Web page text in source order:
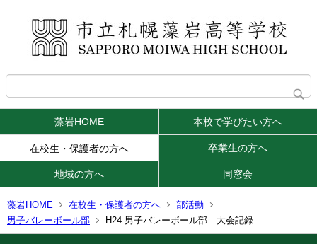
藻岩HOME 本校で学びたい方へ
在校生・保護者の方へ 卒業生の方へ
地域の方へ 同窓会
藻岩HOME 在校生・保護者の方へ
部活動
男子バレーボール部
H24 男子バレーボール部 大会記録